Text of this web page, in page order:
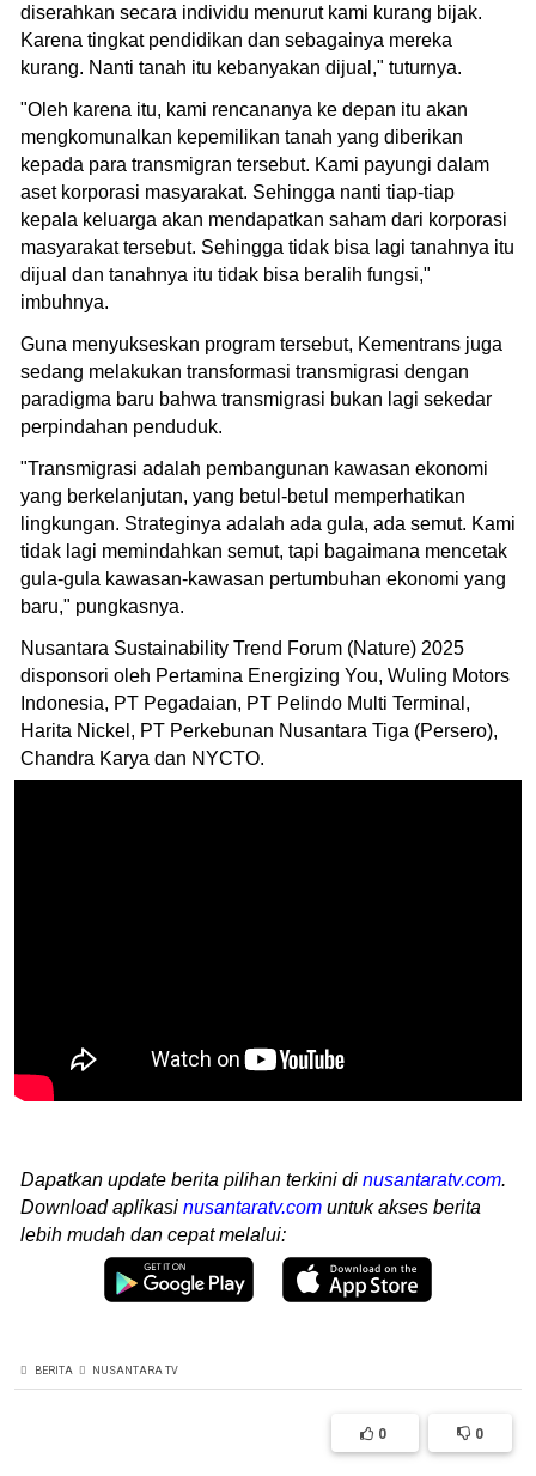
diserahkan secara individu menurut kami kurang bijak.
Karena tingkat pendidikan dan sebagainya mereka
kurang. Nanti tanah itu kebanyakan dijual," tuturnya.
"Oleh karena itu, kami rencananya ke depan itu akan
mengkomunalkan kepemilikan tanah yang diberikan
kepada para transmigran tersebut. Kami payungi dalam
aset korporasi masyarakat. Sehingga nanti tiap-tiap
kepala keluarga akan mendapatkan saham dari korporasi
masyarakat tersebut. Sehingga tidak bisa lagi tanahnya itu
dijual dan tanahnya itu tidak bisa beralih fungsi,"
imbuhnya.
Guna menyukseskan program tersebut, Kementrans juga
sedang melakukan transformasi transmigrasi dengan
paradigma baru bahwa transmigrasi bukan lagi sekedar
perpindahan penduduk.
"Transmigrasi adalah pembangunan kawasan ekonomi
yang berkelanjutan, yang betul-betul memperhatikan
lingkungan. Strateginya adalah ada gula, ada semut. Kami
tidak lagi memindahkan semut, tapi bagaimana mencetak
gula-gula kawasan-kawasan pertumbuhan ekonomi yang
baru," pungkasnya.
Nusantara Sustainability Trend Forum (Nature) 2025
disponsori oleh Pertamina Energizing You, Wuling Motors
Indonesia, PT Pegadaian, PT Pelindo Multi Terminal,
Harita Nickel, PT Perkebunan Nusantara Tiga (Persero),
Chandra Karya dan NYCTO.
Dapatkan update berita pilihan terkini di nusantaratv.com.
Download aplikasi nusantaratv.com untuk akses berita
lebih mudah dan cepat melalui:
BERITA NUSANTARA TV
0 0